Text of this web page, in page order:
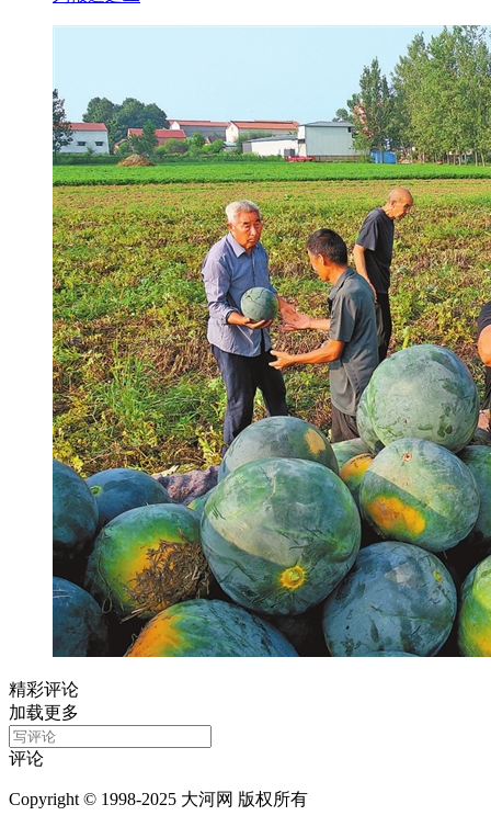
精彩评论
加载更多
评论
Copyright © 1998-2025 大河网 版权所有